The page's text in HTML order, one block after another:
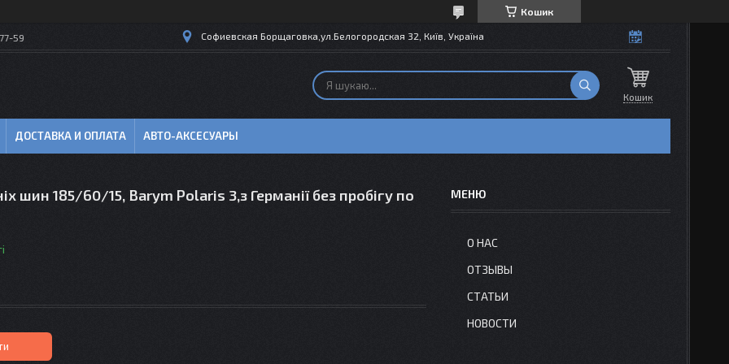
Кошик
59 Софиевская Борщаговка,ул.Белогородская 32, Київ, Україна
Кошик
ДОСТАВКА И ОПЛАТА АВТО-АКСЕСУАРЫ
шин 185/60/15, Barym Polaris 3,з Германії без пробігу по
О НАС
ОТЗЫВЫ
СТАТЬИ
НОВОСТИ